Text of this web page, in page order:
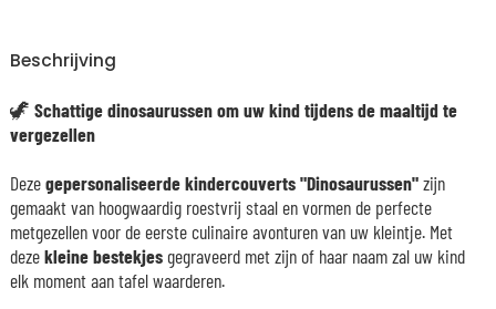
Beschrijving
🦖 Schattige dinosaurussen om uw kind tijdens de maaltijd te
vergezellen
Dezegepersonaliseerde kindercouverts "Dinosaurussen"zijn
gemaakt van hoogwaardig roestvrij staal en vormen de perfecte
metgezellen voor de eerste culinaire avonturen van uw kleintje. Met
dezekleine bestekjesgegraveerd met zijn of haar naam zal uw kind
elk moment aan tafel waarderen.